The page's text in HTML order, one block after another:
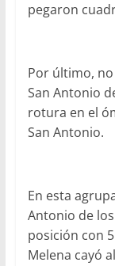
pegaron
Por último,
San Antonio
rotura en el
San Antonio.
En esta
Antonio de
posición con
Melena cayó